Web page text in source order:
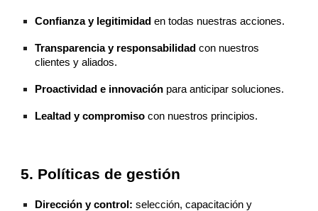
Confianza y legitimidad en todas nuestras acciones.
Transparencia y responsabilidad con nuestros
clientes y aliados.
Proactividad e innovación para anticipar soluciones.
Lealtad y compromiso con nuestros principios.
5. Políticas de gestión
Dirección y control: selección, capacitación y